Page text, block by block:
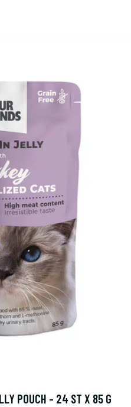
POUCH - 24 ST X 85 G